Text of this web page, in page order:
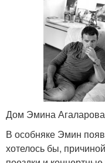
Дом Эмина Агаларова
В особняке Эмин
хотелось бы,